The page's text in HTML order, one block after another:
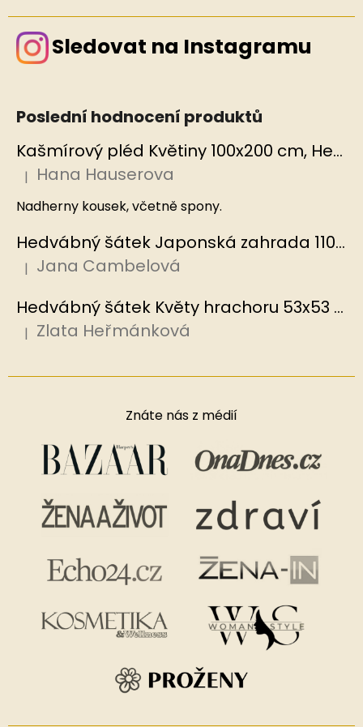
Sledovat na Instagramu
Poslední hodnocení produktů
Kašmírový pléd Květiny 100x200 cm, Hedvábný svět
Hodnocení produktu je 5 z 5 hvězdiček.
| Hana Hauserova
Nadherny kousek, včetně spony.
Hedvábný šátek Japonská zahrada 110x110 cm v dárkovém balení, HEDVÁBNÝ SVĚT
Hodnocení produktu je 5 z 5 hvězdiček.
| Jana Cambelová
Hedvábný šátek Květy hrachoru 53x53 cm v dárkovém balení, HEDVÁBNÝ SVĚT
Hodnocení produktu je 5 z 5 hvězdiček.
| Zlata Heřmánková
Znáte nás z médií